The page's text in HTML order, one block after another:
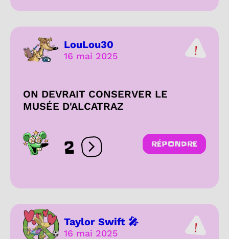
LouLou30
16 mai 2025
ON DEVRAIT CONSERVER LE
MUSÉE D'ALCATRAZ
2 Ouvrir les réactions
RÉPONDRE
Taylor Swift 🎤
16 mai 2025